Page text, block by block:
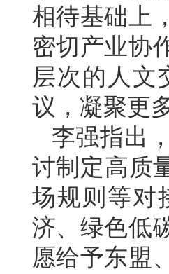
相待基础上
密切产业协
层次的人文
议，凝聚更
李强指出
讨制定高质
场规则等对
济、绿色低
愿给予东盟